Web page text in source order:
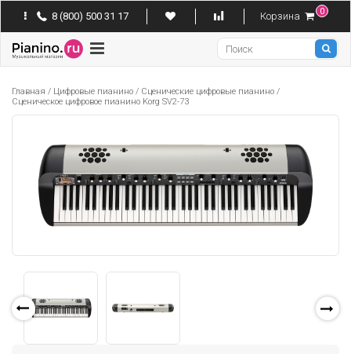
8 (800) 500 31 17 Корзина 0
Pianino
Главная / Цифровые пианино / Сценические цифровые пианино /
Сценическое цифровое пианино Korg SV2-73